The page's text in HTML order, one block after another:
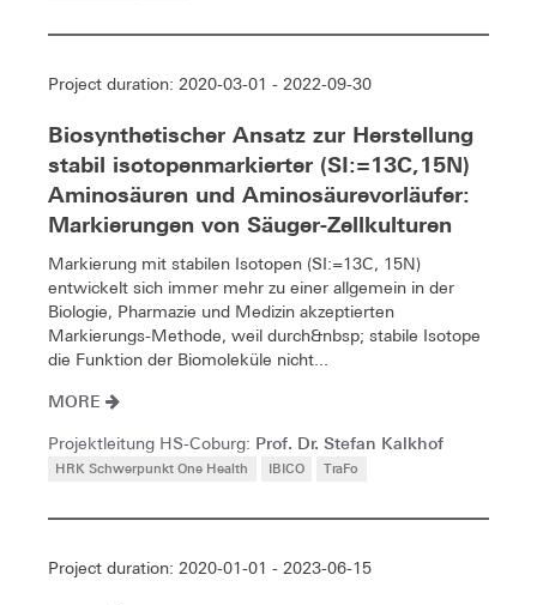
Project duration: 2020-03-01 - 2022-09-30
Biosynthetischer Ansatz zur Herstellung
stabil isotopenmarkierter (SI:=13C,15N)
Aminosäuren und Aminosäurevorläufer:
Markierungen von Säuger-Zellkulturen
Markierung mit stabilen Isotopen (SI:=13C, 15N)
entwickelt sich immer mehr zu einer allgemein in der
Biologie, Pharmazie und Medizin akzeptierten
Markierungs-Methode, weil durch&nbsp; stabile Isotope
die Funktion der Biomoleküle nicht...
MORE
Projektleitung HS-Coburg: Prof. Dr. Stefan Kalkhof
HRK Schwerpunkt One Health IBICO TraFo
Project duration: 2020-01-01 - 2023-06-15